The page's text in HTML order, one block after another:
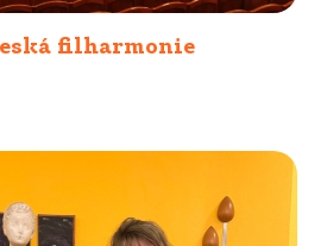
filharmonie